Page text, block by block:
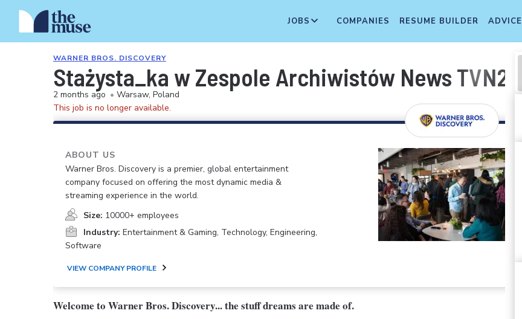
JOBS COMPANIES RESUME BUILDER ADVICE
WARNER BROS. DISCOVERY
Stażysta_ka w Zespole Archiwistów News TVN24
2 months ago • Warsaw, Poland
This job is no longer available.
ABOUT US
Warner Bros. Discovery is a premier, global entertainment
company focused on offering the most dynamic media &
streaming experience in the world.
Size: 10000+ employees
Industry: Entertainment & Gaming, Technology, Engineering,
Software
VIEW COMPANY PROFILE
Welcome to Warner Bros. Discovery... the stuff dreams are made of.